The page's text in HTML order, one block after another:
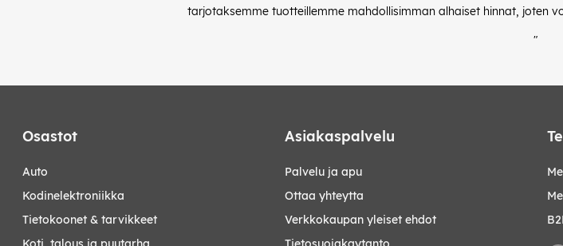
tarjotaksemme tuotteillemme mahdollisimman alhaiset hinnat, joten
"
Osastot
auto
kodinelektroniikka
tietokoonet & tarvikkeet
Asiakaspalvelu
Palvelu ja apu
Ottaa yhteytta
Verkkokaupan yleiset ehdot